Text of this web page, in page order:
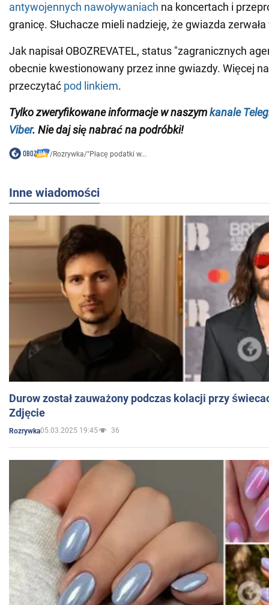
antywojennych nawoływaniach na koncertach i
granicę. Słuchacze mieli nadzieję, że gwiazda
Jak napisał OBOZREVATEL, status "zagranicznych
obecnie kwestionowany przez inne gwiazdy. Więcej
przeczytać pod linkiem.
Tylko zweryfikowane informacje w naszymkanale
Viber. Nie daj się nabrać na podróbki!
/Rozrywka/"Płacę podatki w...
Inne wiadomości
Durow został zauważony podczas kolacji przy
Zdjęcie
Rozrywka05.03.2025 19:45 36